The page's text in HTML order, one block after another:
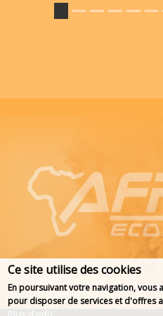
Ce site utilise des cookies
En poursuivant votre navigation, vous
pour disposer de services et d'offres